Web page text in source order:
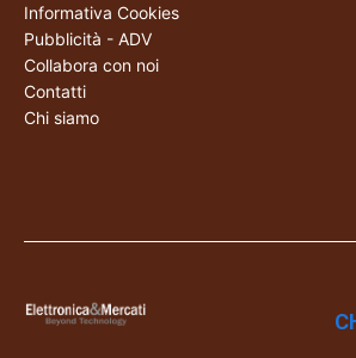
Informativa Cookies
Pubblicità - ADV
Collabora con noi
Contatti
Chi siamo